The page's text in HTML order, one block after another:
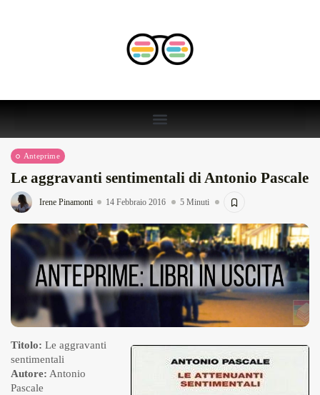
Anteprime
Le aggravanti sentimentali di Antonio Pascale
Irene Pinamonti 14 Febbraio 2016 5 Minuti
Titolo: Le aggravanti
sentimentali
Autore: Antonio
Pascale